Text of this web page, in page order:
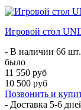
Игровой стол
- В наличии 66
было
11 550 руб
10 500 руб
Позвонить и
- Доставка 5-6